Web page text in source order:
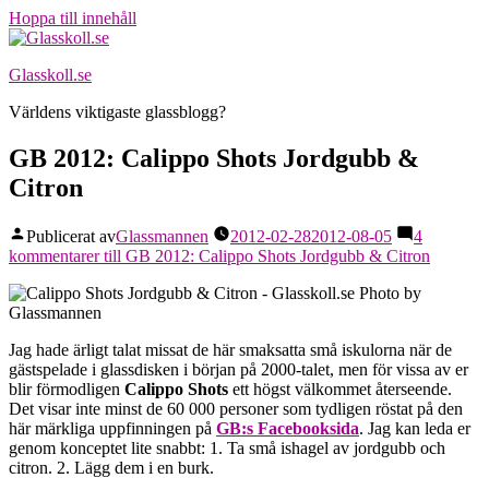
Hoppa till innehåll
Glasskoll.se
Världens viktigaste glassblogg?
GB 2012: Calippo Shots Jordgubb &
Citron
Publicerat avGlassmannen 2012-02-282012-08-05
4
kommentarertill GB 2012: Calippo Shots Jordgubb & Citron
Jag hade ärligt talat missat de här smaksatta små iskulorna när de
gästspelade i glassdisken i början på 2000-talet, men för vissa av er
blir förmodligen Calippo Shots ett högst välkommet återseende.
Det visar inte minst de 60 000 personer som tydligen röstat på den
här märkliga uppfinningen på GB:s Facebooksida. Jag kan leda er
genom konceptet lite snabbt: 1. Ta små ishagel av jordgubb och
citron. 2. Lägg dem i en burk.